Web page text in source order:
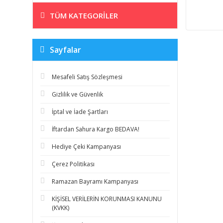
TÜM KATEGORILER
Sayfalar
Mesafeli Satış Sözleşmesi
Gizlilik ve Güvenlik
İptal ve İade Şartları
İftardan Sahura Kargo BEDAVA!
Hediye Çeki Kampanyası
Çerez Politikası
Ramazan Bayramı Kampanyası
KİŞİSEL VERİLERİN KORUNMASI KANUNU
(KVKK)